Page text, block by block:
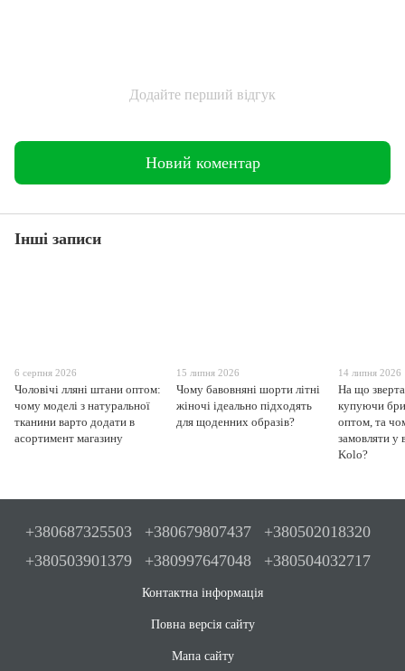
Додайте перший відгук
Новий коментар
Інші записи
6 серпня 2026
Чоловічі лляні штани оптом:
чому моделі з натуральної
тканини варто додати в
асортимент магазину
15 липня 2026
Чому бавовняні шорти літні
жіночі ідеально підходять
для щоденних образів?
14 липня 2026
На що
купуючи
оптом, та
замовляти у
Kolo?
+380687325503 +380679807437
+380502018320
+380503901379
+380997647048 +380504032717
Контактна інформація
Повна версія сайту
Мапа сайту